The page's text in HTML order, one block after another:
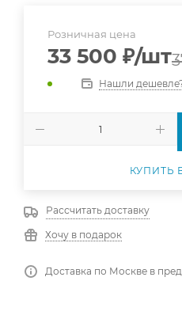
Розничная цена
33 500 ₽/шт
Нашли
КУПИТЬ
Рассчитать доставку
Хочу в подарок
Доставка по Москве в